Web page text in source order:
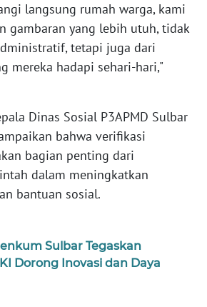
langsung rumah warga, kami
gambaran yang lebih utuh, tidak
tetapi juga dari
mereka hadapi sehari-hari,"
Dinas Sosial P3APMD Sulbar
bahwa verifikasi
bagian penting dari
dalam meningkatkan
bantuan sosial.
Sulbar Tegaskan
Dorong Inovasi dan Daya